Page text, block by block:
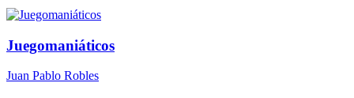
Juegomaniáticos
Juan Pablo Robles